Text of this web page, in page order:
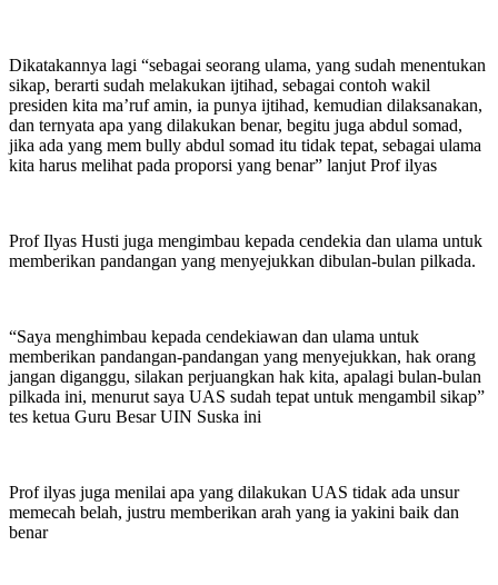
Dikatakannya lagi “sebagai seorang ulama, yang sudah menentukan
sikap, berarti sudah melakukan ijtihad, sebagai contoh wakil
presiden kita ma’ruf amin, ia punya ijtihad, kemudian dilaksanakan,
dan ternyata apa yang dilakukan benar, begitu juga abdul somad,
jika ada yang mem bully abdul somad itu tidak tepat, sebagai ulama
kita harus melihat pada proporsi yang benar” lanjut Prof ilyas
Prof Ilyas Husti juga mengimbau kepada cendekia dan ulama untuk
memberikan pandangan yang menyejukkan dibulan-bulan pilkada.
“Saya menghimbau kepada cendekiawan dan ulama untuk
memberikan pandangan-pandangan yang menyejukkan, hak orang
jangan diganggu, silakan perjuangkan hak kita, apalagi bulan-bulan
pilkada ini, menurut saya UAS sudah tepat untuk mengambil sikap”
tes ketua Guru Besar UIN Suska ini
Prof ilyas juga menilai apa yang dilakukan UAS tidak ada unsur
memecah belah, justru memberikan arah yang ia yakini baik dan
benar